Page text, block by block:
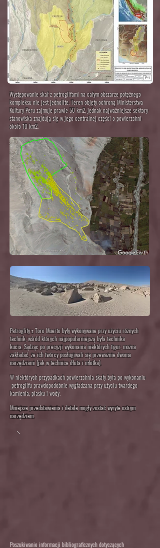
PetroglifyzToro Muerto były wykonywane przy użyciuróżnych
technik, wśród których najpopularniejszą była technika
kucia.Sądząc po precyzji wykonania niektórych figur, można
zakładać, że ich twórcy posługiwali się przeważnie dwoma
narzędziami (jak w technice dłuta i młotka).
W niektórych przypadkach powierzchnia skały była po wykonaniu
petroglifu prawdopodobnie wygładzana przy użyciu twardego
kamienia, piasku i wody.
Mniejsze przedstawienia i detale mogły zostać wyryte ostrym
narzędziem.
Poszukiwanie informacji bibliograficznych dotyczących
Występowanie skał z petroglifami na całym obszarze potężnego
kompleksu nie jest jednolite. Teren objęty ochroną Ministerstwa
Kultury Peru zajmuje prawie 50 km2, jednak najważniejsze sektory
stanowiska znajdują się w jego centralnej części o powierzchni
około 10 km2.